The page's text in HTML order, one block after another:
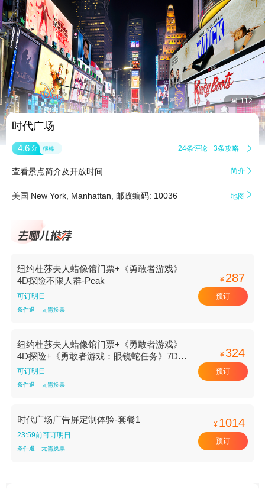
 112
时代广场
4.6 分 很棒 24条评论 3条攻略 
查看景点简介及开放时间 简介 
美国 New York, Manhattan, 邮政编码: 10036 地图 
纽约杜莎夫人蜡像馆门票+《勇敢者游戏》
4D探险不限人群-Peak
可订明日
条件退 无需换票
¥ 287
预订
纽约杜莎夫人蜡像馆门票+《勇敢者游戏》
4D探险+《勇敢者游戏：眼镜蛇任务》7D游
戏+拍照不限人群-Peak
可订明日
条件退 无需换票
¥324
预订
时代广场广告屏定制体验-套餐1
23:59前可订明日
条件退 无需换票
¥ 1014
预订
